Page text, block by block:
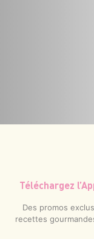
Téléchargez
Des promos
recettes